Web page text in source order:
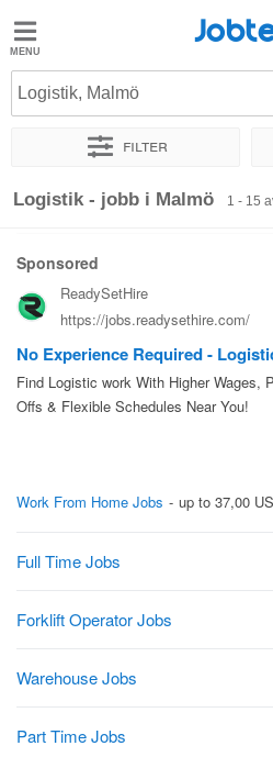
Jobted
Jobb
Logistik, Malmö
Filter
Sortera efter Exakt plats
Logistik - jobb i Malmö 1 - 15